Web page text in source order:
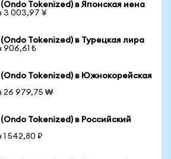
Tokenized) в Японская иена
3 003,97 ¥
Tokenized) в Турецкая лира
906,61 ₺
Tokenized) в Южнокорейская
26 979,75 ₩
Tokenized) в Российский
1 542,80 ₽